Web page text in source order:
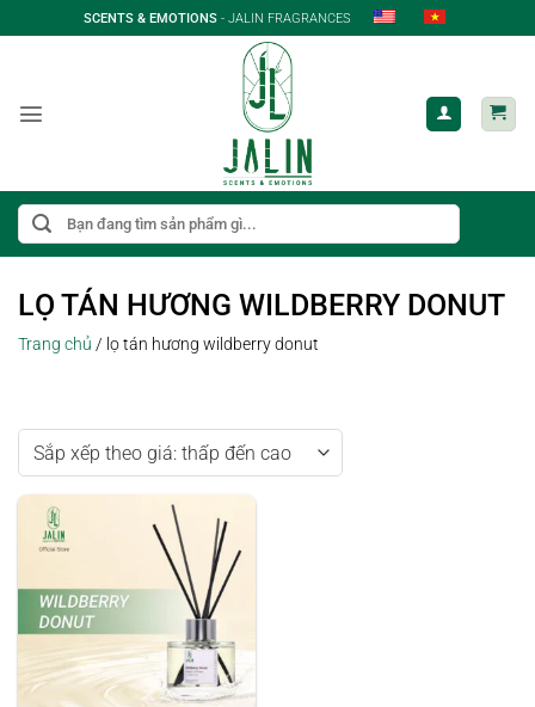
qua
SCENTS & EMOTIONS - JALIN FRAGRANCES
Tìm
kiếm:
LỌ TÁN HƯƠNG WILDBERRY DONUT
Trang chủ / lọ tán hương wildberry donut